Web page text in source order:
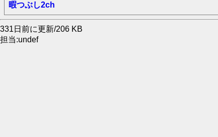
暇つぶし2ch
331日前に更新/206 KB
担当:undef